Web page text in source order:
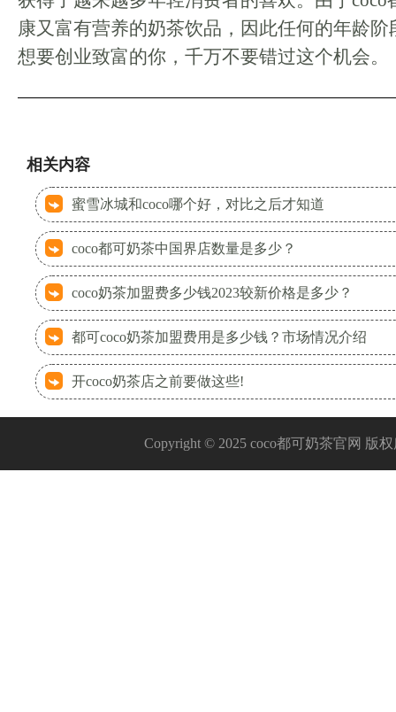
康又富有营养的奶茶饮品，因此任何的年龄
想要创业致富的你，千万不要错过这个机会。
相关内容
蜜雪冰城和coco哪个好，对比之后才知道
coco都可奶茶中国界店数量是多少？
coco奶茶加盟费多少钱2023较新价格是多少？
都可coco奶茶加盟费用是多少钱？市场情况介绍
开coco奶茶店之前要做这些!
Copyright © 2025 coco都可奶茶官网 版